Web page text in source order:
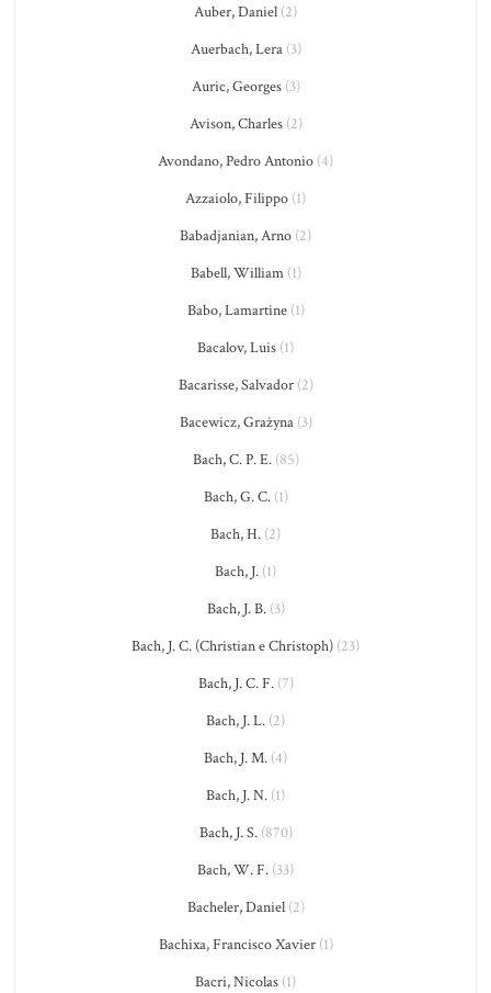
Auber, Daniel (2)
Auerbach, Lera(3)
Auric, Georges(3)
Avison, Charles(2)
Avondano, Pedro Antonio (4)
Azzaiolo, Filippo (1)
Babadjanian, Arno (2)
Babell, William(1)
Babo, Lamartine(1)
Bacalov, Luis (1)
Bacarisse, Salvador(2)
Bacewicz, Grażyna(3)
Bach, C. P. E.(85)
Bach, G. C.(1)
Bach, H. (2)
Bach, J. (1)
Bach, J. B.(3)
Bach, J. C. (Christian e Christoph) (23)
Bach, J. C. F.(7)
Bach, J. L. (2)
Bach, J. M. (4)
Bach, J. N. (1)
Bach, J. S.(870)
Bach, W. F. (33)
Bacheler, Daniel(2)
Bachixa, Francisco Xavier(1)
Bacri, Nicolas (1)